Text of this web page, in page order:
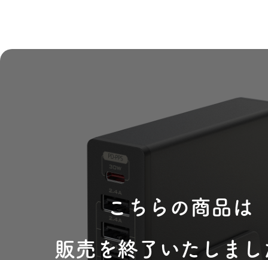
こちらの商品は
販売を終了いたしまし